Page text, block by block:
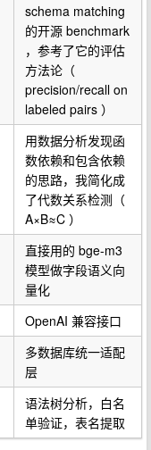
schema matching
的开源 benchmark
，参考了它的评估
方法论（
precision/recall on
labeled pairs ）
用数据分析发现函
数依赖和包含依赖
的思路，我简化成
了代数关系检测（
A×B≈C ）
直接用的 bge-m3
模型做字段语义向
量化
OpenAI 兼容接口
多数据库统一适配
层
语法树分析，白名
单验证，表名提取